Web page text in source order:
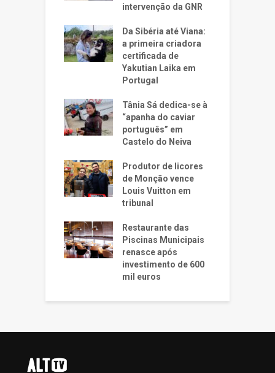
intervenção da GNR
Da Sibéria até Viana:
a primeira criadora
certificada de
Yakutian Laika em
Portugal
Tânia Sá dedica-se à
“apanha do caviar
português” em
Castelo do Neiva
Produtor de licores
de Monção vence
Louis Vuitton em
tribunal
Restaurante das
Piscinas Municipais
renasce após
investimento de 600
mil euros